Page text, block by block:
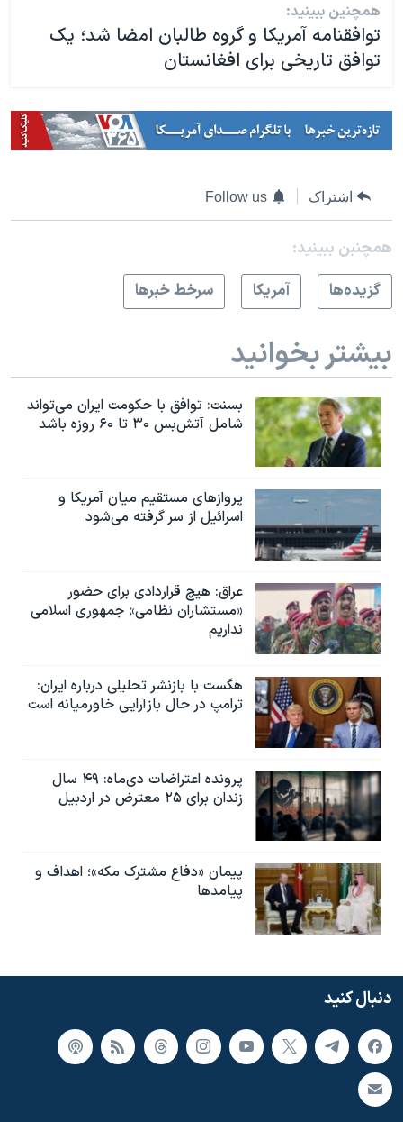
همچنین ببینید:
توافقنامه آمریکا و گروه طالبان امضا شد؛ یک
توافق تاریخی برای افغانستان
اشتراک Follow us
همچنبن ببینید:
گزيده‌ها
آمريکا سرخط خبرها
بیشتر بخوانید
بسنت: توافق با حکومت ایران می‌تواند
شامل آتش‌بس ۳۰ تا ۶۰ روزه باشد
پروازهای مستقیم میان آمریکا و
اسرائیل از سر گرفته می‌شود
عراق: هیچ قراردادی برای حضور
«مستشاران نظامی» جمهوری اسلامی
نداریم
هگست با بازنشر تحلیلی درباره ایران:
ترامپ در حال بازآرایی خاورمیانه است
پرونده اعتراضات دی‌ماه: ۴۹ سال
زندان برای ۲۵ معترض در اردبیل
پیمان «دفاع مشترک مکه»؛ اهداف و
پیامدها
دنبال کنید